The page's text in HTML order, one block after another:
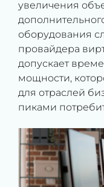
увеличения
оборудования
провайдера
допускает
мощности,
для отраслей
пиками